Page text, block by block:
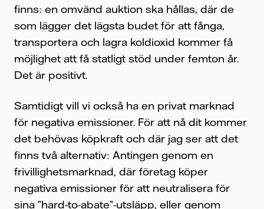
finns: en omvänd auktion ska hållas, där de
som lägger det lägsta budet för att fånga,
transportera och lagra koldioxid kommer få
möjlighet att få statligt stöd under femton år.
Det är positivt.
Samtidigt vill vi också ha en privat marknad
för negativa emissioner. För att nå dit kommer
det behövas köpkraft och där jag ser att det
finns två alternativ: Antingen genom en
frivillighetsmarknad, där företag köper
negativa emissioner för att neutralisera för
sina ”hard-to-abate”-utsläpp, eller genom